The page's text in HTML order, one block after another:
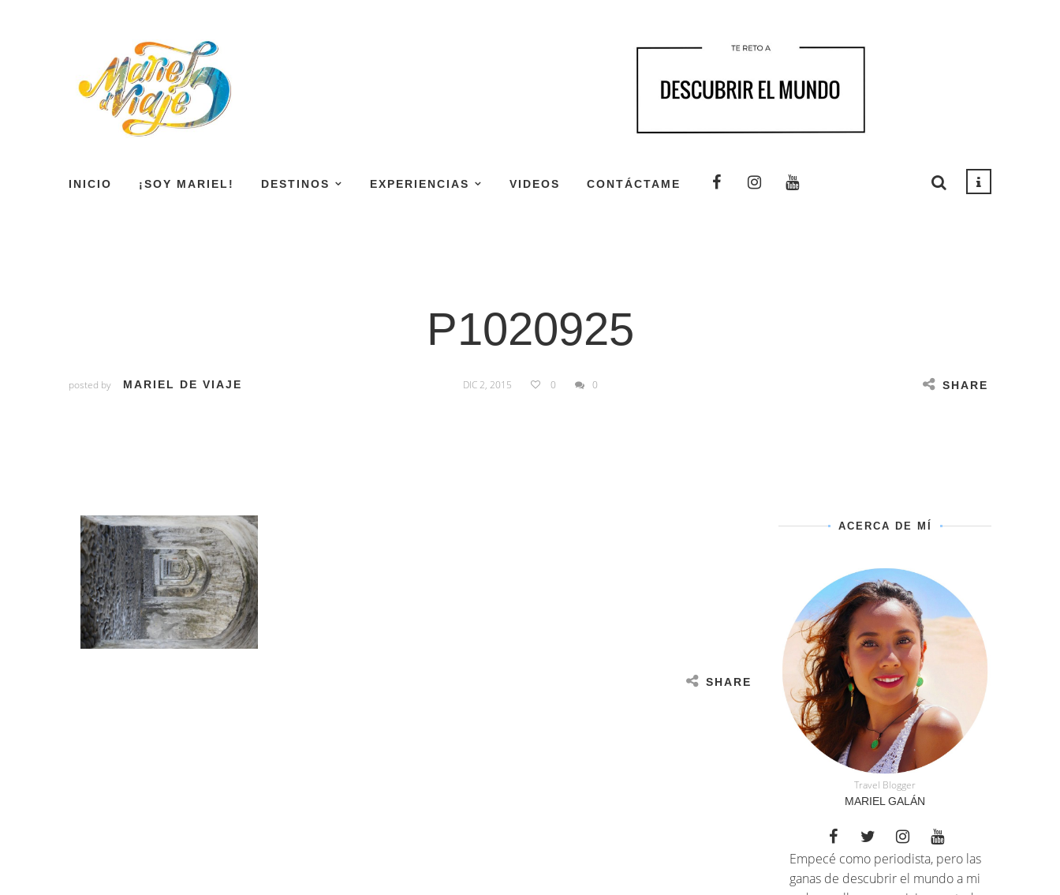
INICIO ¡SOY MARIEL! DESTINOS EXPERIENCIAS VIDEOS CONTÁCTAME
P1020925
posted by MARIEL DE VIAJE DIC 2, 2015 0 0 SHARE
SHARE
ACERCA DE MÍ
Travel Blogger
MARIEL GALÁN
Empecé como periodista, pero las
ganas de descubrir el mundo a mi